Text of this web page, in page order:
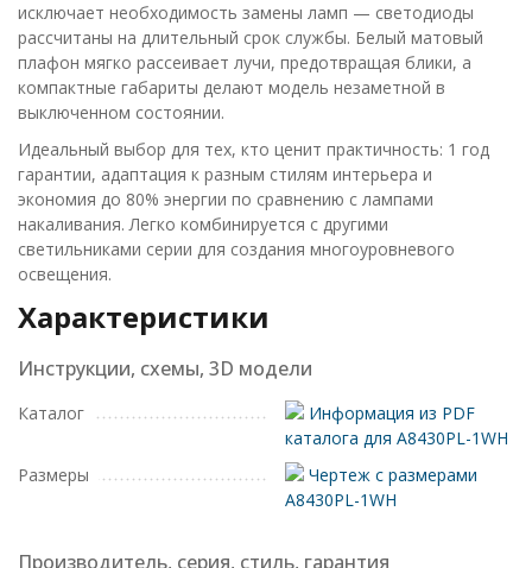
исключает необходимость замены ламп — светодиоды
рассчитаны на длительный срок службы. Белый матовый
плафон мягко рассеивает лучи, предотвращая блики, а
компактные габариты делают модель незаметной в
выключенном состоянии.
Идеальный выбор для тех, кто ценит практичность: 1 год
гарантии, адаптация к разным стилям интерьера и
экономия до 80% энергии по сравнению с лампами
накаливания. Легко комбинируется с другими
светильниками серии для создания многоуровневого
освещения.
Характеристики
Инструкции, схемы, 3D модели
Каталог
Информация из PDF
каталога для A8430PL-1WH
Размеры
Чертеж с размерами
A8430PL-1WH
Производитель, серия, стиль, гарантия